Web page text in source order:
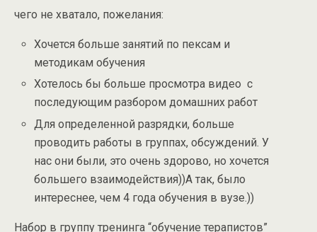
чего не хватало, пожелания:
Хочется больше занятий по пексам и
методикам обучения
Хотелось бы больше просмотра видео с
последующим разбором домашних работ
Для определенной разрядки, больше
проводить работы в группах, обсуждений. У
нас они были, это очень здорово, но хочется
большего взаимодействия))А так, было
интереснее, чем 4 года обучения в вузе.))
Набор в группу тренинга “обучение терапистов”